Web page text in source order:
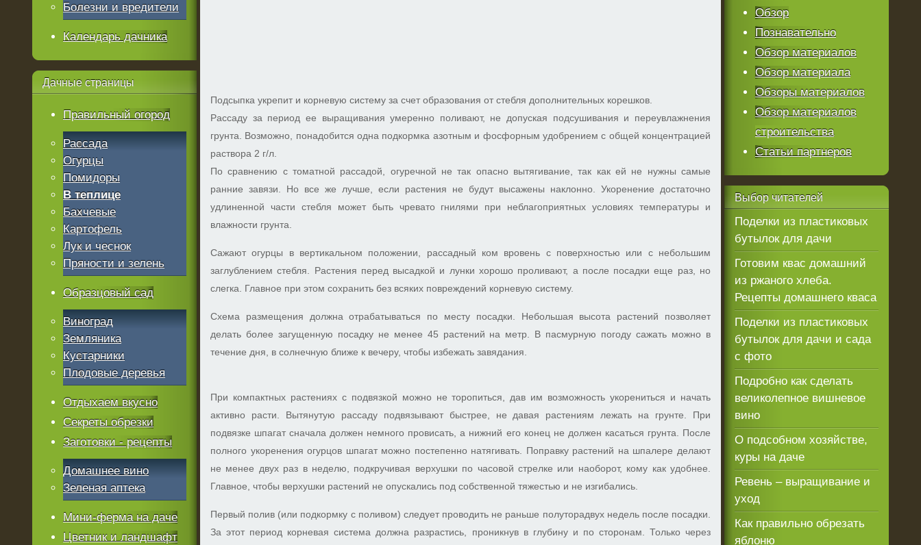
Подсыпка укрепит и корневую систему за счет образования от стебля дополнительных корешков.
Рассаду за период ее выращивания умеренно поливают, не допуская подсушивания и переувлажнения
грунта. Возможно, понадобится одна подкормка азотным и фосфорным удобрением с общей концентрацией
раствора 2 г/л.
По сравнению с томатной рассадой, огуречной не так опасно вытягивание, так как ей не нужны самые
ранние завязи. Но все же лучше, если растения не будут высажены наклонно. Укоренение достаточно
удлиненной части стебля может быть чревато гнилями при неблагоприятных условиях температуры и
влажности грунта.
Сажают огурцы в вертикальном положении, рассадный ком вровень с поверхностью или с небольшим
заглублением стебля. Растения перед высадкой и лунки хорошо проливают, а после посадки еще раз, но
слегка. Главное при этом сохранить без всяких повреждений корневую систему.
Схема размещения должна отрабатываться по месту посадки. Небольшая высота растений позволяет
делать более загущенную посадку не менее 45 растений на метр. В пасмурную погоду сажать можно в
течение дня, в солнечную ближе к вечеру, чтобы избежать завядания.
При компактных растениях с подвязкой можно не торопиться, дав им возможность укорениться и начать
активно расти. Вытянутую рассаду подвязывают быстрее, не давая растениям лежать на грунте. При
подвязке шпагат сначала должен немного провисать, а нижний его конец не должен касаться грунта. После
полного укоренения огурцов шпагат можно постепенно натягивать. Поправку растений на шпалере делают
не менее двух раз в неделю, подкручивая верхушки по часовой стрелке или наоборот, кому как удобнее.
Главное, чтобы верхушки растений не опускались под собственной тяжестью и не изгибались.
Первый полив (или подкормку с поливом) следует проводить не раньше полуторадвух недель после посадки.
За этот период корневая система должна разрастись, проникнув в глубину и по сторонам. Только через
Болезни и вредители
Календарь дачника
Дачные страницы
Правильный огород
Рассада
Огурцы
Помидоры
В теплице
Бахчевые
Картофель
Лук и чеснок
Пряности и зелень
Образцовый сад
Виноград
Земляника
Кустарники
Плодовые деревья
Отдыхаем вкусно
Секреты обрезки
Заготовки - рецепты
Домашнее вино
Зеленая аптека
Мини-ферма на даче
Цветник и ландшафт
Обзор
Познавательно
Обзор материалов
Обзор материала
Обзоры материалов
Обзор материалов
строительства
Статьи партнеров
Выборчитателей
Поделки из пластиковых
бутылок для дачи
Готовим квас домашний
из ржаного хлеба.
Рецепты домашнего кваса
Поделки из пластиковых
бутылок для дачи и сада
с фото
Подробно как сделать
великолепное вишневое
вино
О подсобном хозяйстве,
куры на даче
Ревень – выращивание и
уход
Как правильно обрезать
яблоню